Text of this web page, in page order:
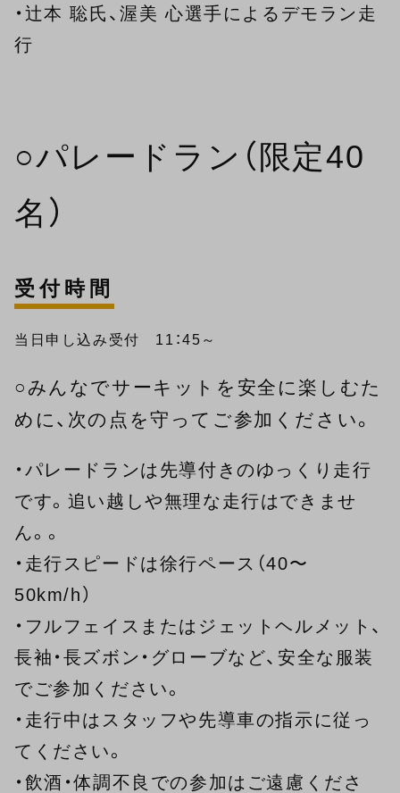
・辻本 聡氏、渥美 心選手によるデモラン走
行
○パレードラン（限定40
名）
受付時間
当日申し込み受付 11：45～
○みんなでサーキットを安全に楽しむた
めに、次の点を守ってご参加ください。
・パレードランは先導付きのゆっくり走行
です。追い越しや無理な走行はできませ
ん。。
・走行スピードは徐行ペース（40〜
50km/h）
・フルフェイスまたはジェットヘルメット、
長袖・長ズボン・グローブなど、安全な服装
でご参加ください。
・走行中はスタッフや先導車の指示に従っ
てください。
・飲酒・体調不良での参加はご遠慮くださ